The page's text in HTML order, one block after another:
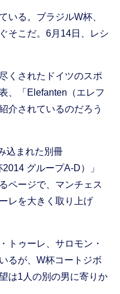
る。ブラジルW杯、
そこだ。6月14日、レシ
くされたドイツのスポ
、「Elefanten（エレフ
介されているのだろう
込まれた別冊
グループA-D）」
ページで、マンチェス
レを大きく取り上げ
トゥーレ、サロモン・
るが、W杯コートジボ
は1人の別の男に寄りか